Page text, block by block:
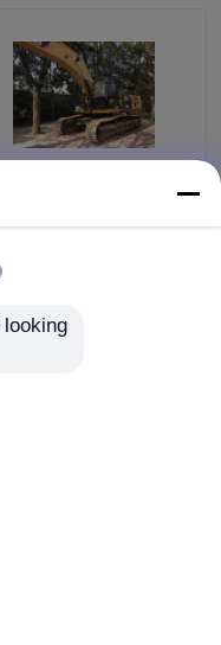
Rok Używany CAT
Cabin No